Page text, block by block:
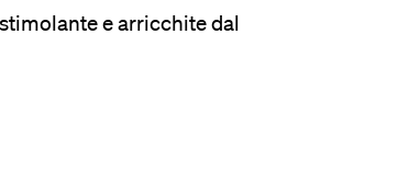
e arricchite dal